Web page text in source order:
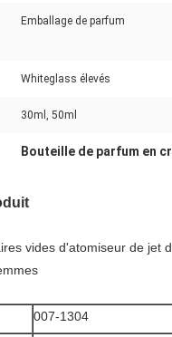
Emballage de parfum
Whiteglass élevés
30ml, 50ml
Bouteille de parfum en
vides d'atomiseur de jet
007-1304